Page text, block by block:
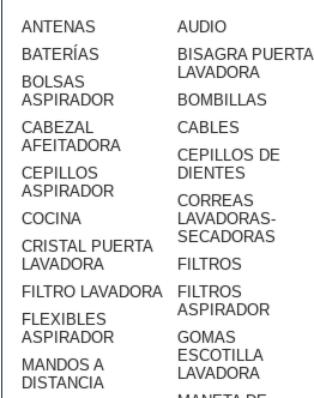
ANTENAS
BATERÍAS
BOLSAS
ASPIRADOR
CABEZAL
AFEITADORA
CEPILLOS
ASPIRADOR
COCINA
CRISTAL PUERTA
LAVADORA
FILTRO LAVADORA
FLEXIBLES
ASPIRADOR
MANDOS A
DISTANCIA
AUDIO
BISAGRA PUERTA
LAVADORA
BOMBILLAS
CABLES
CEPILLOS DE
DIENTES
CORREAS
LAVADORAS-
SECADORAS
FILTROS
FILTROS
ASPIRADOR
GOMAS
ESCOTILLA
LAVADORA